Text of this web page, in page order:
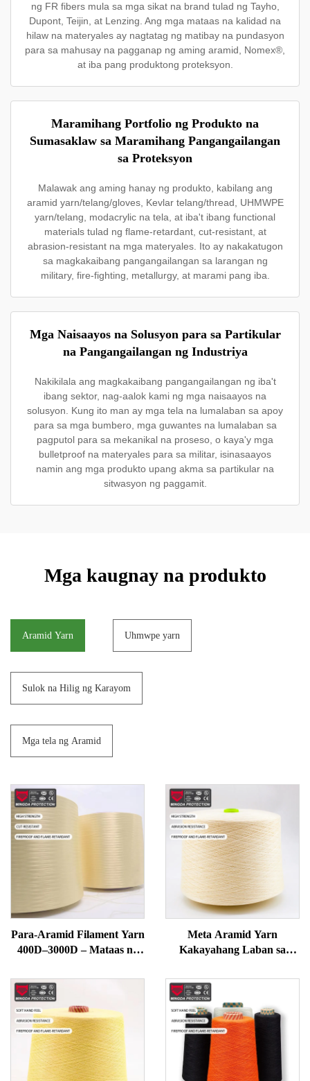
ng FR fibers mula sa mga sikat na brand tulad ng Tayho,
Dupont, Teijin, at Lenzing. Ang mga mataas na kalidad na
hilaw na materyales ay nagtatag ng matibay na pundasyon
para sa mahusay na pagganap ng aming aramid, Nomex®,
at iba pang produktong proteksyon.
Maramihang Portfolio ng Produkto na
Sumasaklaw sa Maramihang Pangangailangan
sa Proteksyon
Malawak ang aming hanay ng produkto, kabilang ang
aramid yarn/telang/gloves, Kevlar telang/thread, UHMWPE
yarn/telang, modacrylic na tela, at iba't ibang functional
materials tulad ng flame-retardant, cut-resistant, at
abrasion-resistant na mga materyales. Ito ay nakakatugon
sa magkakaibang pangangailangan sa larangan ng
military, fire-fighting, metallurgy, at marami pang iba.
Mga Naisaayos na Solusyon para sa Partikular
na Pangangailangan ng Industriya
Nakikilala ang magkakaibang pangangailangan ng iba't
ibang sektor, nag-aalok kami ng mga naisaayos na
solusyon. Kung ito man ay mga tela na lumalaban sa apoy
para sa mga bumbero, mga guwantes na lumalaban sa
pagputol para sa mekanikal na proseso, o kaya'y mga
bulletproof na materyales para sa militar, isinasaayos
namin ang mga produkto upang akma sa partikular na
sitwasyon ng paggamit.
Mga kaugnay na produkto
Aramid Yarn Uhmwpe yarn
Sulok na Hilig ng Karayom
Mga tela ng Aramid
Para-Aramid Filament Yarn
400D–3000D – Mataas na
Tanto para sa mga
Guwantes, Ropes, Safety
Gear na Pananahi
Meta Aramid Yarn
Kakayahang Laban sa
Temperatura Retardant
para sa Paglilipat at
Pagbubuhos Mataas na
Lakas na Teknikal na Yarn